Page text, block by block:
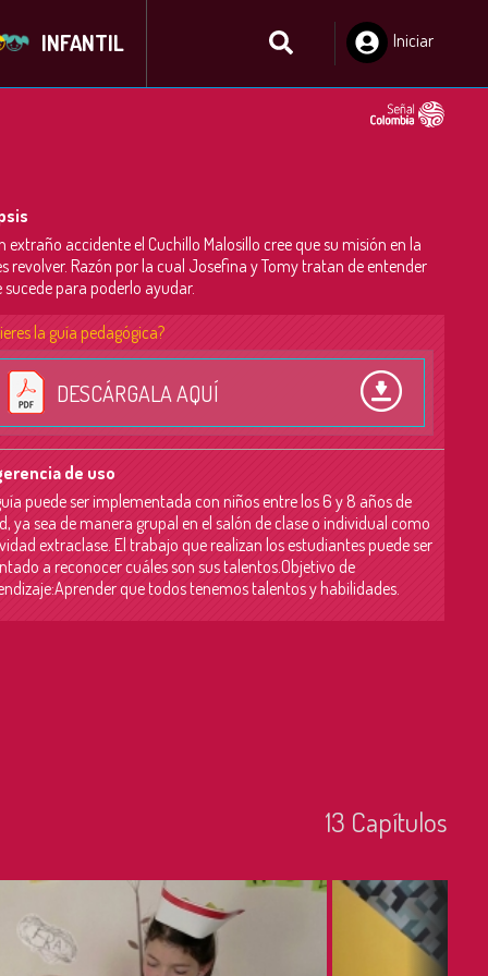
INFANTIL
Iniciar
extraño accidente el Cuchillo Malosillo cree que su misión en la
revolver. Razón por la cual Josefina y Tomy tratan de entender
sucede para poderlo ayudar.
la guía pedagógica?
DESCÁRGALA AQUÍ
de uso
puede ser implementada con niños entre los 6 y 8 años de
ya sea de manera grupal en el salón de clase o individual como
extraclase. El trabajo que realizan los estudiantes puede ser
a reconocer cuáles son sus talentos.Objetivo de
que todos tenemos talentos y habilidades.
13 Capí­tulos